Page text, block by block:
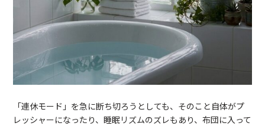
「連休モード」を急に断ち切ろうとしても、そのこと自体がプ
レッシャーになったり、睡眠リズムのズレもあり、布団に入って